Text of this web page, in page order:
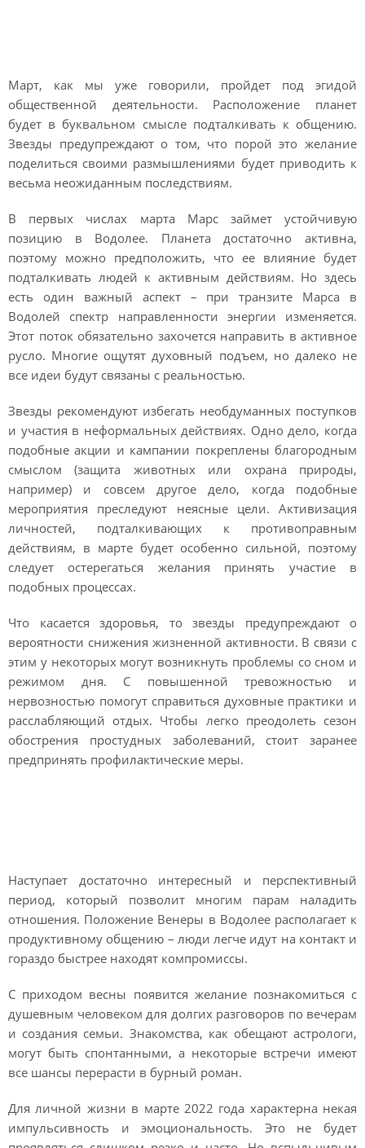
Март, как мы уже говорили, пройдет под эгидой
общественной деятельности. Расположение планет
будет в буквальном смысле подталкивать к общению.
Звезды предупреждают о том, что порой это желание
поделиться своими размышлениями будет приводить к
весьма неожиданным последствиям.
В первых числах марта Марс займет устойчивую
позицию в Водолее. Планета достаточно активна,
поэтому можно предположить, что ее влияние будет
подталкивать людей к активным действиям. Но здесь
есть один важный аспект – при транзите Марса в
Водолей спектр направленности энергии изменяется.
Этот поток обязательно захочется направить в активное
русло. Многие ощутят духовный подъем, но далеко не
все идеи будут связаны с реальностью.
Звезды рекомендуют избегать необдуманных поступков
и участия в неформальных действиях. Одно дело, когда
подобные акции и кампании покреплены благородным
смыслом (защита животных или охрана природы,
например) и совсем другое дело, когда подобные
мероприятия преследуют неясные цели. Активизация
личностей, подталкивающих к противоправным
действиям, в марте будет особенно сильной, поэтому
следует остерегаться желания принять участие в
подобных процессах.
Что касается здоровья, то звезды предупреждают о
вероятности снижения жизненной активности. В связи с
этим у некоторых могут возникнуть проблемы со сном и
режимом дня. С повышенной тревожностью и
нервозностью помогут справиться духовные практики и
расслабляющий отдых. Чтобы легко преодолеть сезон
обострения простудных заболеваний, стоит заранее
предпринять профилактические меры.
Наступает достаточно интересный и перспективный
период, который позволит многим парам наладить
отношения. Положение Венеры в Водолее располагает к
продуктивному общению – люди легче идут на контакт и
гораздо быстрее находят компромиссы.
С приходом весны появится желание познакомиться с
душевным человеком для долгих разговоров по вечерам
и создания семьи. Знакомства, как обещают астрологи,
могут быть спонтанными, а некоторые встречи имеют
все шансы перерасти в бурный роман.
Для личной жизни в марте 2022 года характерна некая
импульсивность и эмоциональность. Это не будет